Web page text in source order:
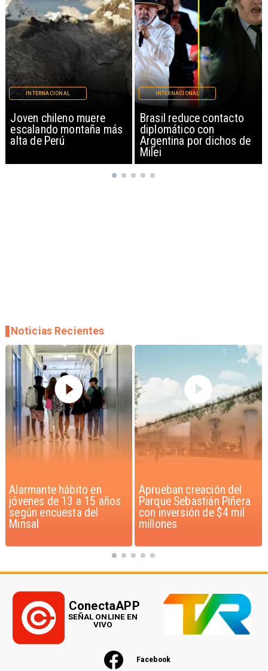
Brasil reduce contacto
diplomático con
Argentina por dichos de
INTERNACIONAL
China restringe
exportación de drones a
EEUU y sanciona
empresas
INTERNACIONAL
Aprueban creación del
Parque Sebastián Piñera
con inversión de $4 mil
millones
Claudio Bravo baja la
euforia sobre fichaje de
Vozinha
Noticias Recientes
Facebook
ConectaAPP
SEÑAL ONLINE EN
VIVO